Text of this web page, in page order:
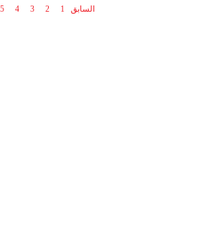
السابق 2
3
4
5